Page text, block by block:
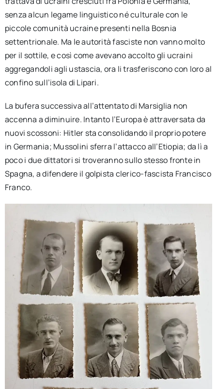
senza alcun legame linguistico né culturale con le
piccole comunità ucraine presenti nella Bosnia
settentrionale. Ma le autorità fasciste non vanno molto
per il sottile, e così come avevano accolto gli ucraini
aggregandoli agli ustascia, ora li trasferiscono con loro al
confino sull’isola di Lipari.
La bufera successiva all’attentato di Marsiglia non
accenna a diminuire. Intanto l’Europa è attraversata da
nuovi scossoni: Hitler sta consolidando il proprio potere
in Germania; Mussolini sferra l’attacco all’Etiopia; da lì a
poco i due dittatori si troveranno sullo stesso fronte in
Spagna, a difendere il golpista clerico-fascista Francisco
Franco.